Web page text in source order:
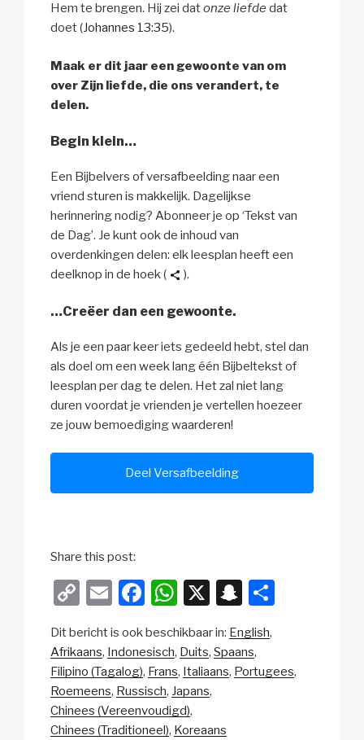
Hem te brengen. Hij zei datonze liefde dat
doet (Johannes 13:35).
Maak er dit jaar een gewoonte van om
over Zijn liefde, die ons verandert, te
delen.
Begin klein…
Een Bijbelvers of versafbeelding naar een
vriend sturen is makkelijk. Dagelijkse
herinnering nodig? Abonneer je op ‘Tekst van
de Dag’. Je kunt ook de inhoud van
overdenkingen delen: elk leesplan heeft een
deelknop in de hoek (
).
…Creëer dan een gewoonte.
Als je een paar keer iets gedeeld hebt, stel dan
als doel om een week lang één Bijbeltekst of
leesplan per dag te delen. Het zal niet lang
duren voordat je vrienden je vertellen hoezeer
ze jouw bemoediging waarderen!
Deel Versafbeelding
Share this post:
C
p
y
Li
n
E
ail
F
c
e
b
o
W
at
s
A
p
X
S
a
p n
Dit bericht is ook beschikbaar in: English
Afrikaans Indonesisch Duits Spaans
Filipino (Tagalog) Frans Italiaans Portugees
Roemeens Russisch Japans
Chinees (Vereenvoudigd)
Chinees (Traditioneel) Koreaans